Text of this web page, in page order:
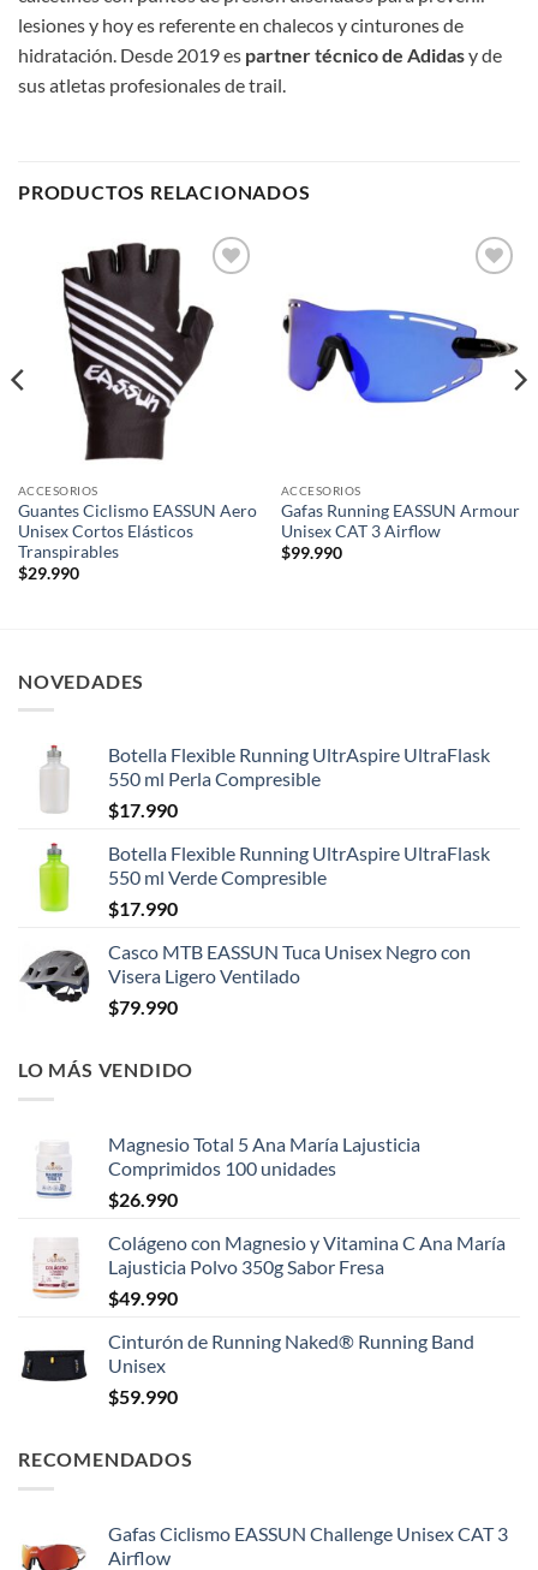
lesiones y hoy es referente en chalecos y cinturones de
hidratación. Desde 2019 es partner técnico de Adidasy de
sus atletas profesionales de trail.
PRODUCTOS RELACIONADOS
wishlist
ACCESORIOS
Guantes Ciclismo EASSUN Aero
Unisex Cortos Elásticos
Transpirables
$29.990
ACCESORIOS
Gafas Running EASSUN Armour
Unisex CAT 3 Airflow
$99.990
NOVEDADES
Botella Flexible Running UltrAspire UltraFlask
550 ml Perla Compresible
$17.990
Botella Flexible Running UltrAspire UltraFlask
550 ml Verde Compresible
$17.990
Casco MTB EASSUN Tuca Unisex Negro con
Visera Ligero Ventilado
$79.990
LO MÁS VENDIDO
Magnesio Total 5 Ana María Lajusticia
Comprimidos 100 unidades
$26.990
Colágeno con Magnesio y Vitamina C Ana María
Lajusticia Polvo 350g Sabor Fresa
$49.990
Cinturón de Running Naked® Running Band
Unisex
$59.990
RECOMENDADOS
Gafas Ciclismo EASSUN Challenge Unisex CAT 3
Airflow